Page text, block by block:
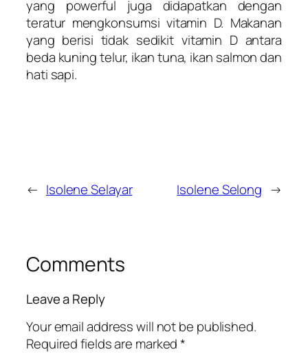
yang powerful juga didapatkan dengan
teratur mengkonsumsi vitamin D. Makanan
yang berisi tidak sedikit vitamin D antara
beda kuning telur, ikan tuna, ikan salmon dan
hati sapi.
← Isolene Selayar Isolene Selong →
Comments
Leave a Reply
Your email address will not be published.
Required fields are marked*